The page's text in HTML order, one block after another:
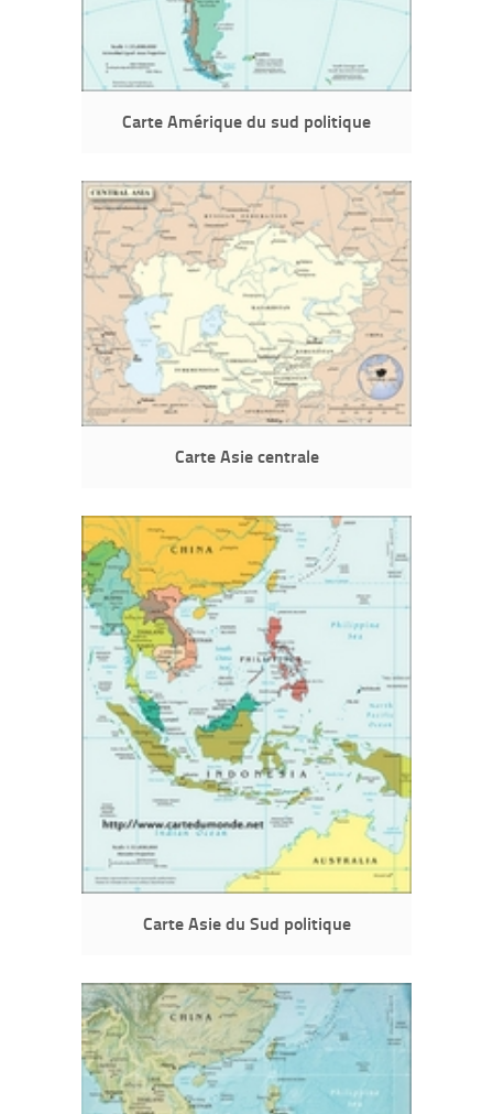
Carte Amérique du sud politique
Carte Asie centrale
Carte Asie du Sud politique